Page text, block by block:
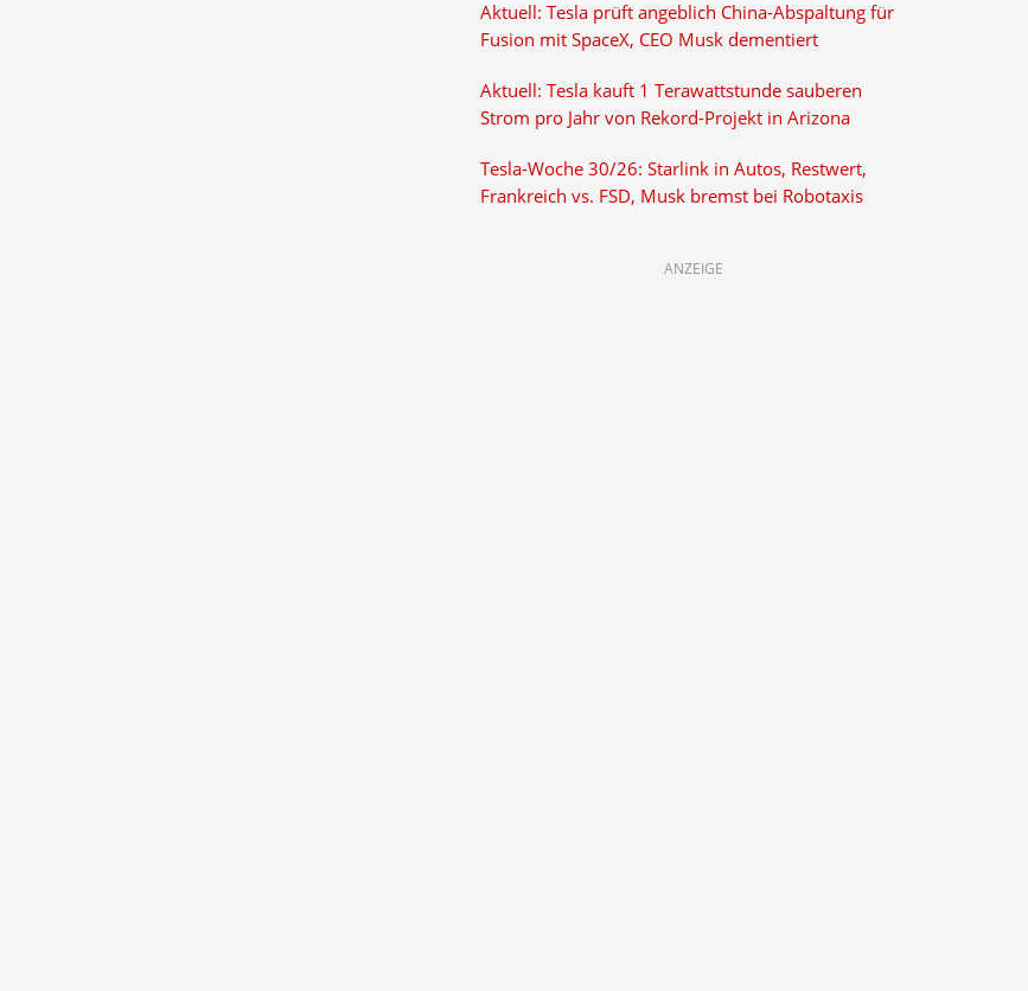
Aktuell: Tesla prüft angeblich China-Abspaltung für
Fusion mit SpaceX, CEO Musk dementiert
Aktuell: Tesla kauft 1 Terawattstunde sauberen
Strom pro Jahr von Rekord-Projekt in Arizona
Tesla-Woche 30/26: Starlink in Autos, Restwert,
Frankreich vs. FSD, Musk bremst bei Robotaxis
ANZEIGE